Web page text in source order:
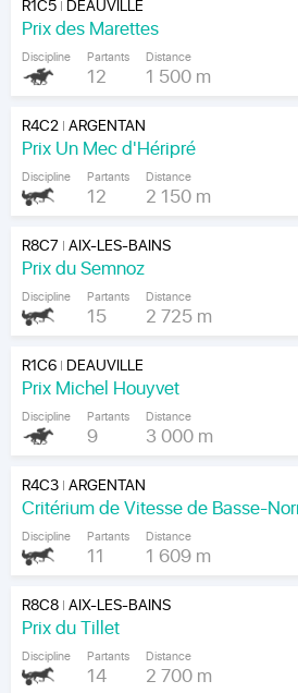
R1C5| DEAUVILLE
Prix des Marettes
Discipline Partants
12
Distance
1 500 m
R4C2|ARGENTAN
Prix Un Mec d'Héripré
Discipline Partants
12
Distance
2 150 m
R8C7 |AIX-LES-BAINS
Prix du Semnoz
Discipline Partants
15
Distance
2 725 m
R1C6| DEAUVILLE
Prix Michel Houyvet
Discipline Partants
9
Distance
3 000 m
R4C3|ARGENTAN
Critérium de Vitesse de Basse-
Discipline Partants
11
Distance
1 609 m
R8C8|AIX-LES-BAINS
Prix du Tillet
Discipline Partants
14
Distance
2 700 m